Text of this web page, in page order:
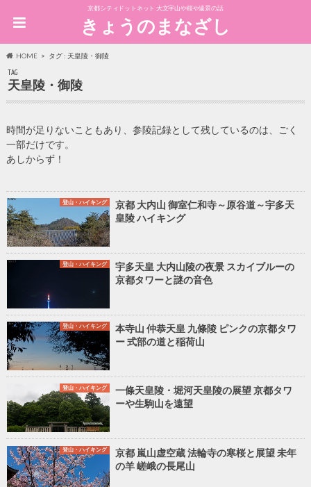
京都シティドットネット 大文字山や桜や遠景の話
きょうのまなざし
HOME タグ : 天皇陵・御陵
TAG
天皇陵・御陵
時間が足りないこともあり、参陵記録として残しているのは、ごく
一部だけです。
あしからず！
登山・ハイキング
京都 大内山 御室仁和寺～原谷道～宇多天
皇陵 ハイキング
登山・ハイキング
宇多天皇 大内山陵の夜景 スカイブルーの
京都タワーと謎の音色
登山・ハイキング
本寺山 仲恭天皇 九條陵 ピンクの京都タワ
ー 式部の道と稲荷山
登山・ハイキング
一條天皇陵・堀河天皇陵の展望 京都タワ
ーや生駒山を遠望
登山・ハイキング
京都 嵐山虚空蔵 法輪寺の寒桜と展望 未年
の羊 嵯峨の長尾山